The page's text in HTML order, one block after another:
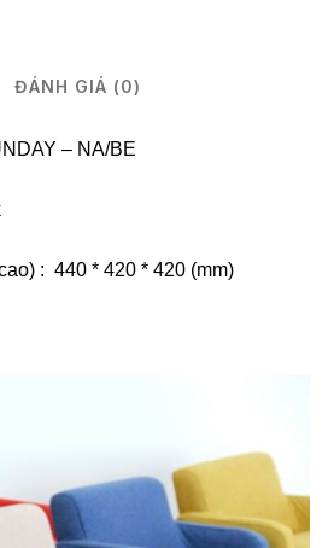
ĐÁNH GIÁ (0)
– NA/BE
: 440 * 420 * 420 (mm)